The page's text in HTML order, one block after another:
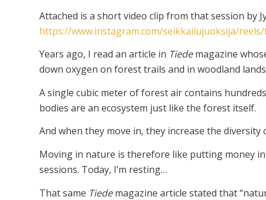
Attached is a short video clip from that session by
https://www.instagram.com/seikkailujuoksija/
Years ago, I read an article in Tiedemagazine
down oxygen on forest trails and in woodland
A single cubic meter of forest air contains
bodies are an ecosystem just like the forest itself.
And when they move in, they increase the diversity
Moving in nature is therefore like putting money
sessions. Today, I’m resting…
That same Tiedemagazine article stated that